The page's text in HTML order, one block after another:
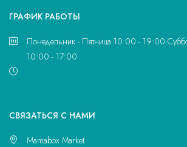
ГРАФИК РАБОТЫ
Понедельник - Пятница 10:00 - 19:00
10:00 - 17:00
CВЯЗАТЬСЯ С НАМИ
Mamabox Market